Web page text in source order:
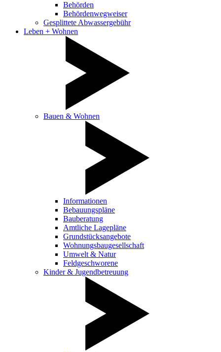
Behörden
Behördenwegweiser
Gesplittete Abwassergebühr
Leben + Wohnen
Bauen & Wohnen
Informationen
Bebauungspläne
Bauberatung
Amtliche Lagepläne
Grundstücksangebote
Wohnungsbaugesellschaft
Umwelt & Natur
Feldgeschworene
Kinder & Jugendbetreuung